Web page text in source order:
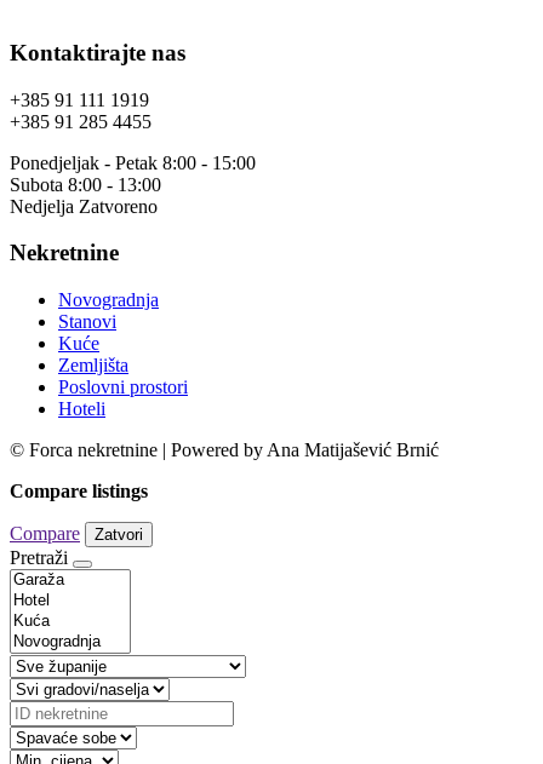
Kontaktirajte nas
+385 91 111 1919
+385 91 285 4455
Ponedjeljak - Petak 8:00 - 15:00
Subota 8:00 - 13:00
Nedjelja Zatvoreno
Nekretnine
Novogradnja
Stanovi
Kuće
Zemljišta
Poslovni prostori
Hoteli
© Forca nekretnine | Powered by Ana Matijašević Brnić
Compare listings
Compare Zatvori
Pretraži